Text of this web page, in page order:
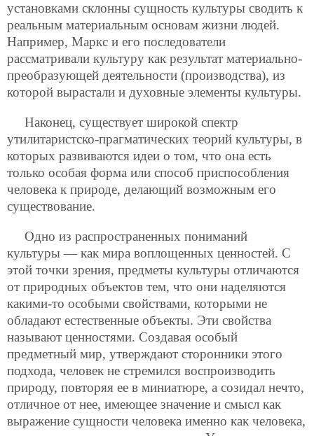
установками склонны сущность культуры сводить к
реальным материальным основам жизни людей.
Например, Маркс и его последователи
рассматривали культуру как результат материально-
преобразующей деятельности (производства), из
которой вырастали и духовные элементы культуры.
Наконец, существует широкой спектр
утилитаристско-прагматических теорий культуры, в
которых развиваются идеи о том, что она есть
только особая форма или способ приспособления
человека к природе, делающий возможным его
существование.
Одно из распространенных пониманий
культуры — как мира воплощенных ценностей. С
этой точки зрения, предметы культуры отличаются
от природных объектов тем, что они наделяются
какими-то особыми свойствами, которыми не
обладают естественные объекты. Эти свойства
называют ценностями. Создавая особый
предметный мир, утверждают сторонники этого
подхода, человек не стремился воспроизводить
природу, повторяя ее в миниатюре, а созидал нечто,
отличное от нее, имеющее значение и смысл как
выражение сущности человека именно как человека,